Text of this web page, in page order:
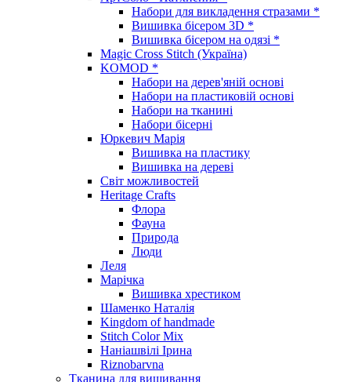
Набори для викладення стразами *
Вишивка бісером 3D *
Вишивка бісером на одязі *
Magic Cross Stitch (Україна)
KOMOD *
Набори на дерев'яній основі
Набори на пластиковій основі
Набори на тканині
Набори бісерні
Юркевич Марія
Вишивка на пластику
Вишивка на дереві
Світ можливостей
Heritage Crafts
Флора
Фауна
Природа
Люди
Леля
Марічка
Вишивка хрестиком
Шаменко Наталія
Kingdom of handmade
Stitch Color Mix
Наніашвілі Ірина
Riznobarvna
Тканина для вишивання